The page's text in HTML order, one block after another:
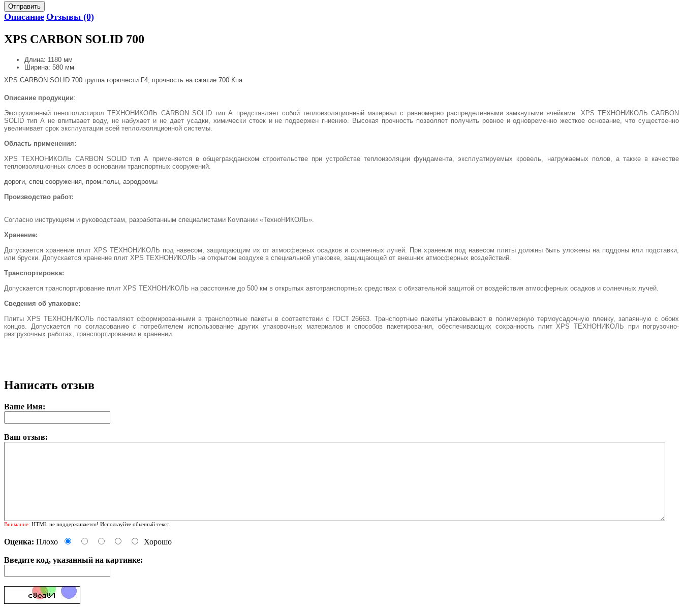
Отправить
Описание Отзывы (0)
XPS CARBON SOLID 700
Длина: 1180 мм
Ширина: 580 мм
XPS CARBON SOLID 700 группа горючести Г4, прочность на сжатие 700 Кпа
Описание продукции:
Экструзионный пенополистирол ТЕХНОНИКОЛЬ CARBON SOLID тип А представляет собой теплоизоляционный материал с равномерно распределенными замкнутыми ячейками. XPS ТЕХНОНИКОЛЬ CARBON
SOLID тип А не впитывает воду, не набухает и не дает усадки, химически стоек и не подвержен гниению. Высокая прочность позволяет получить ровное и одновременно жесткое основание, что существенно
увеличивает срок эксплуатации всей теплоизоляционной системы.
Область применения:
XPS ТЕХНОНИКОЛЬ CARBON SOLID тип А применяется в общегражданском строительстве при устройстве теплоизоляции фундамента, эксплуатируемых кровель, нагружаемых полов, а также в качестве
теплоизоляционных слоев в основании транспортных сооружений.
дороги, спец сооружения, пром.полы, аэродромы
Производство работ:
Согласно инструкциям и руководствам, разработанным специалистами Компании «ТехноНИКОЛЬ».
Хранение:
Допускается хранение плит XPS ТЕХНОНИКОЛЬ под навесом, защищающим их от атмосферных осадков и солнечных лучей. При хранении под навесом плиты должны быть уложены на поддоны или подставки,
или бруски. Допускается хранение плит XPS ТЕХНОНИКОЛЬ на открытом воздухе в специальной упаковке, защищающей от внешних атмосферных воздействий.
Транспортировка:
Допускается транспортирование плит XPS ТЕХНОНИКОЛЬ на расстояние до 500 км в открытых автотранспортных средствах с обязательной защитой от воздействия атмосферных осадков и солнечных лучей.
Сведения об упаковке:
Плиты XPS ТЕХНОНИКОЛЬ поставляют сформированными в транспортные пакеты в соответствии с ГОСТ 26663. Транспортные пакеты упаковывают в полимерную термоусадочную пленку, запаянную с обоих
концов. Допускается по согласованию с потребителем использование других упаковочных материалов и способов пакетирования, обеспечивающих сохранность плит XPS ТЕХНОНИКОЛЬ при погрузочно-
разгрузочных работах, транспортировании и хранении.
Написать отзыв
Ваше Имя:
Ваш отзыв:
Внимание: HTML не поддерживается! Используйте обычный текст.
Оценка: Плохо Хорошо
Введите код, указанный на картинке: